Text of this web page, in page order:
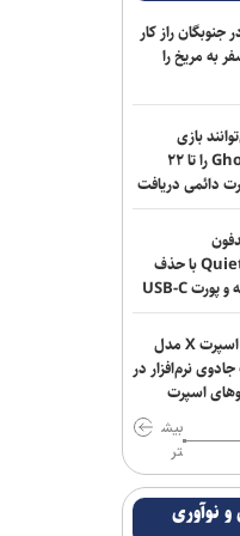
برای همه
ارزی در
مجازی
از جنگ را با
نگه
معادله نصب
داد
نسل دوم هدفون QuietComfort با حذف
افزایش
در جنوبگان راز کار
به مریخ را
بازی
Ghost Recon را تا ۲۲
دائمی دریافت
QuietComfort با حذف
نویز ارتقایافته و پورت USB-C
کوروت گرند اسپرت X مدل
جادوی نرم‌افزار در
اسپرت
بیش
تر
نوآوری